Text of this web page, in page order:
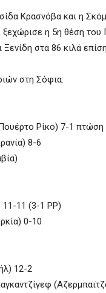
Κρασνόβα και η
η 5η θέση του
στα 86 κιλά
στη Σόφια:
Ρίκο) 7-1 πτώση
8-6
11 (3-1 PP)
0-10
12-2